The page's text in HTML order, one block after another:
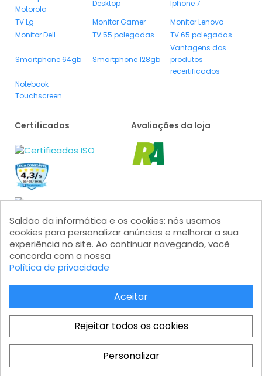
Motorola
Desktop
Iphone 7
TV Lg
Monitor Gamer
Monitor Lenovo
Monitor Dell
TV 55 polegadas TV 65 polegadas
Smartphone 64gb Smartphone 128gb
Vantagens dos
produtos
recertificados
Notebook
Touchscreen
Certificados Avaliações da loja
Formas de pagamento
Saldão da Informática LTDA - CNPJ: 15.383.046/0001-04 - IE:
206.162.139.111 Av. Marginal Projetada, 1810 - Jardim Mutinga - Barueri
- SP - Modular 2 - Castelo Branco - Galpão 08 - CEP 06460-200
Saldão da informática e os cookies: nós usamos
cookies para personalizar anúncios e melhorar a sua
experiência no site. Ao continuar navegando, você
concorda com a nossa
Política de privacidade
Aceitar
Rejeitar todos os cookies
Personalizar